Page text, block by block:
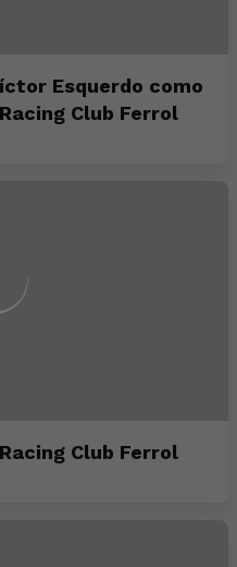
Esquerdo como
Club Ferrol
Club Ferrol